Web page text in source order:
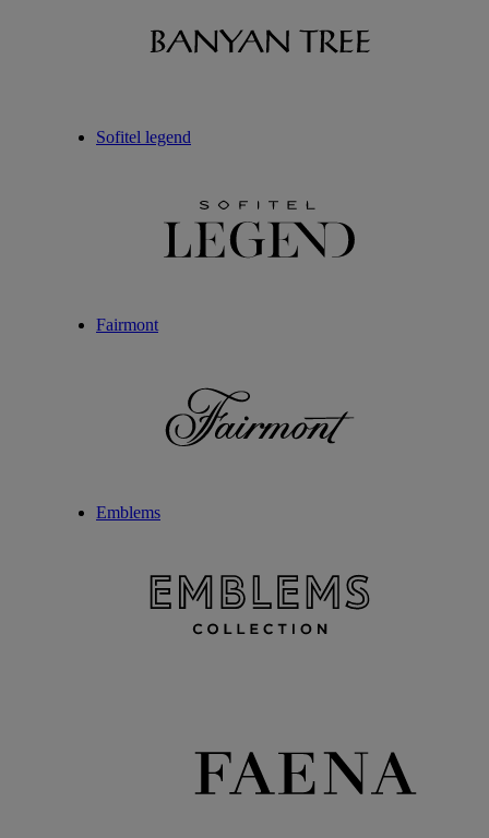
Sofitel legend
Fairmont
Emblems